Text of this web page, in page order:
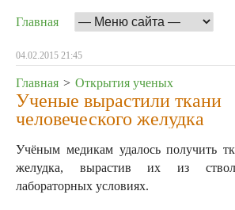
Главная
04.02.2015 21:45
Главная > Открытия ученых
Ученые вырастили ткани
человеческого желудка
Учёным медикам удалось получить
желудка, вырастив их из
лабораторных условиях.